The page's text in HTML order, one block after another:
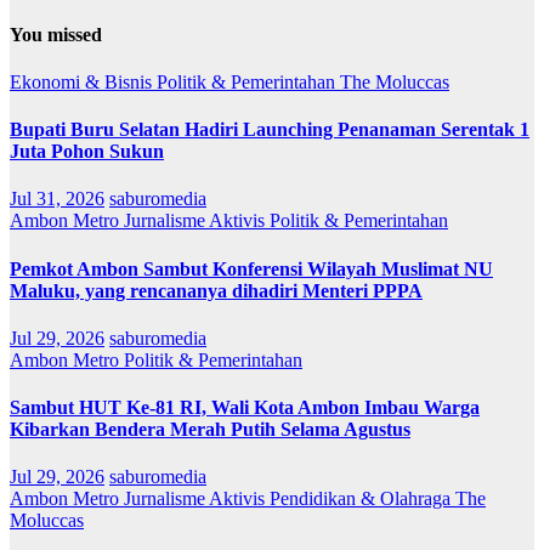
You missed
Ekonomi & Bisnis Politik & Pemerintahan The Moluccas
Bupati Buru Selatan Hadiri Launching Penanaman Serentak 1
Juta Pohon Sukun
Jul 31, 2026 saburomedia
Ambon Metro Jurnalisme Aktivis Politik & Pemerintahan
Pemkot Ambon Sambut Konferensi Wilayah Muslimat NU
Maluku, yang rencananya dihadiri Menteri PPPA
Jul 29, 2026 saburomedia
Ambon Metro Politik & Pemerintahan
Sambut HUT Ke-81 RI, Wali Kota Ambon Imbau Warga
Kibarkan Bendera Merah Putih Selama Agustus
Jul 29, 2026 saburomedia
Ambon Metro Jurnalisme Aktivis Pendidikan & Olahraga The
Moluccas